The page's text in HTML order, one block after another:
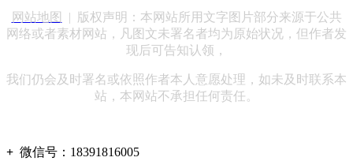
网站地图
| 版权声明：本网站所用文字图片部分来源于公共
网络或者素材网站，凡图文未署名者均为原始状况，但作者发
现后可告知认领，
我们仍会及时署名或依照作者本人意愿处理，如未及时联系本
站，本网站不承担任何责任。
+ 微信号： 18391816005